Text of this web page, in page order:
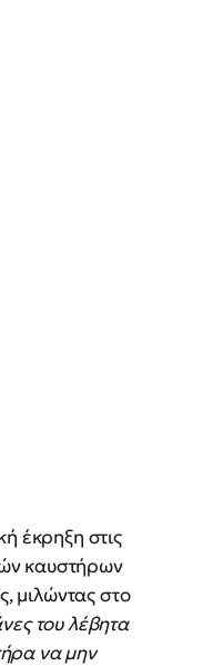
έκρηξη στις
καυστήρων
μιλώντας στο
του λέβητα
να μην